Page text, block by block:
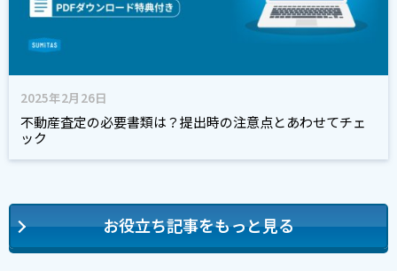
2025年2月26日
不動産査定の必要書類は？提出時の注意点とあわせてチェ
ック
お役立ち記事をもっと見る